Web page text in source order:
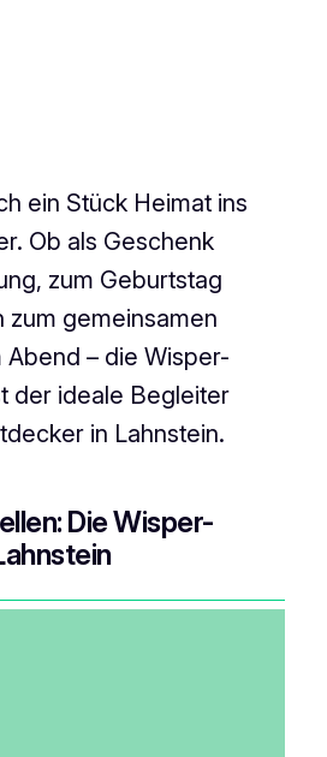
ein Stück Heimat ins
Ob als Geschenk
zum Geburtstag
zum gemeinsamen
Abend – die Wisper-
der ideale Begleiter
in Lahnstein.
Die Wisper-